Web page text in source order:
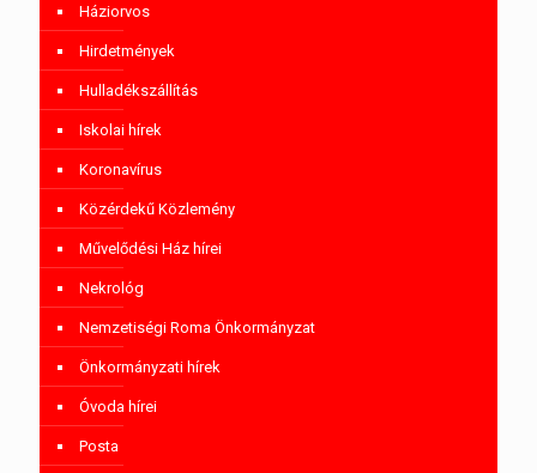
Háziorvos
Hirdetmények
Hulladékszállítás
Iskolai hírek
Koronavírus
Közérdekű Közlemény
Művelődési Ház hírei
Nekrológ
Nemzetiségi Roma Önkormányzat
Önkormányzati hírek
Óvoda hírei
Posta